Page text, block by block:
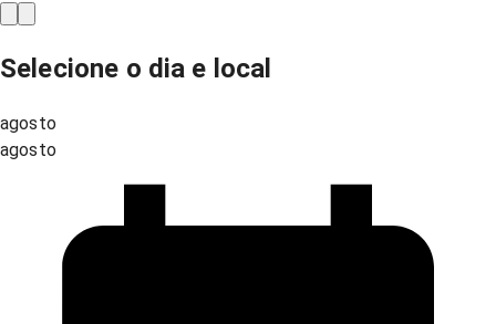
Selecione o dia e local
agosto
agosto